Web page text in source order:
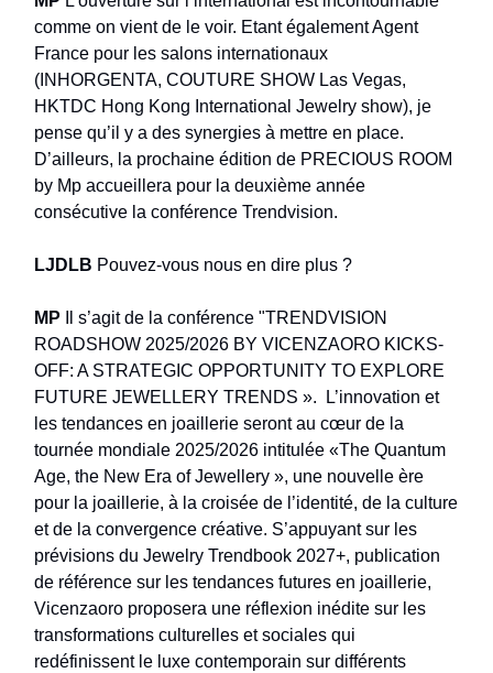
comme on vient de le voir. Etant également Agent
France pour les salons internationaux
(INHORGENTA, COUTURE SHOW Las Vegas,
HKTDC Hong Kong International Jewelry show), je
pense qu’il y a des synergies à mettre en place.
D’ailleurs, la prochaine édition de PRECIOUS ROOM
by Mp accueillera pour la deuxième année
consécutive la conférence Trendvision.
LJDLB Pouvez-vous nous en dire plus ?
MP Il s’agit de la conférence "TRENDVISION
ROADSHOW 2025/2026 BY VICENZAORO KICKS-
OFF: A STRATEGIC OPPORTUNITY TO EXPLORE
FUTURE JEWELLERY TRENDS ». L’innovation et
les tendances en joaillerie seront au cœur de la
tournée mondiale 2025/2026 intitulée «The Quantum
Age, the New Era of Jewellery », une nouvelle ère
pour la joaillerie, à la croisée de l’identité, de la culture
et de la convergence créative. S’appuyant sur les
prévisions du Jewelry Trendbook 2027+, publication
de référence sur les tendances futures en joaillerie,
Vicenzaoro proposera une réflexion inédite sur les
transformations culturelles et sociales qui
redéfinissent le luxe contemporain sur différents